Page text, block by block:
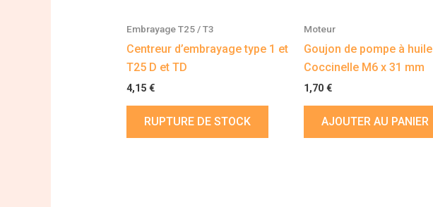
Embrayage T25 / T3
Centreur d’embrayage type 1 et
T25 D et TD
4,15 €
RUPTURE DE STOCK
Moteur
Goujon de pompe à huile
Coccinelle M6 x 31 mm
1,70€
AJOUTER AU PANIER